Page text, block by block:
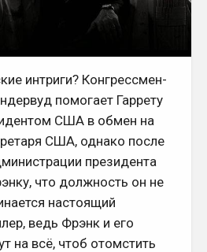
интриги? Конгрессмен-
помогает Гаррету
США в обмен на
США, однако после
президента
что должность он не
настоящий
ведь Фрэнк и его
на всё, чтоб отомстить